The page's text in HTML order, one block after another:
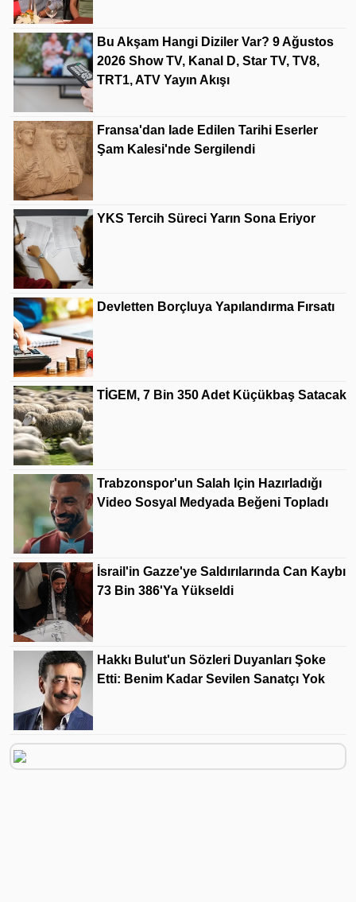
Bu Akşam Hangi Diziler Var? 9 Ağustos
2026 Show TV, Kanal D, Star TV, TV8,
TRT1, ATV Yayın Akışı
Fransa'dan Iade Edilen Tarihi Eserler
Şam Kalesi'nde Sergilendi
YKS Tercih Süreci Yarın Sona Eriyor
Devletten Borçluya Yapılandırma Fırsatı
TİGEM, 7 Bin 350 Adet Küçükbaş Satacak
Trabzonspor'un Salah Için Hazırladığı
Video Sosyal Medyada Beğeni Topladı
İsrail'in Gazze'ye Saldırılarında Can Kaybı
73 Bin 386'ya Yükseldi
Hakkı Bulut'un Sözleri Duyanları Şoke
Etti: Benim Kadar Sevilen Sanatçı Yok